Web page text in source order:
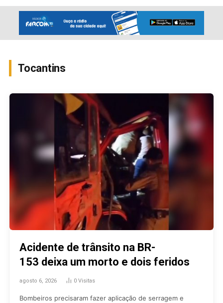
‘Primeiro ato’
EUA
Tocantins
Acidente de trânsito na BR-
153 deixa um morto e dois feridos
agosto 6, 2026 0 Visitas
Bombeiros precisaram fazer aplicação de serragem e